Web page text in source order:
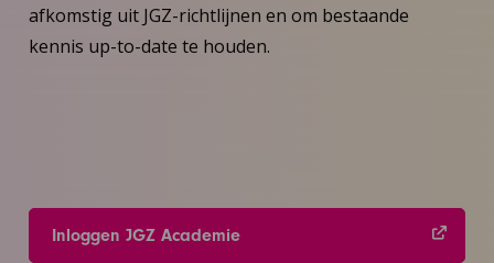
afkomstig uit JGZ-richtlijnen en om bestaande
kennis up-to-date te houden.
Inloggen JGZ Academie